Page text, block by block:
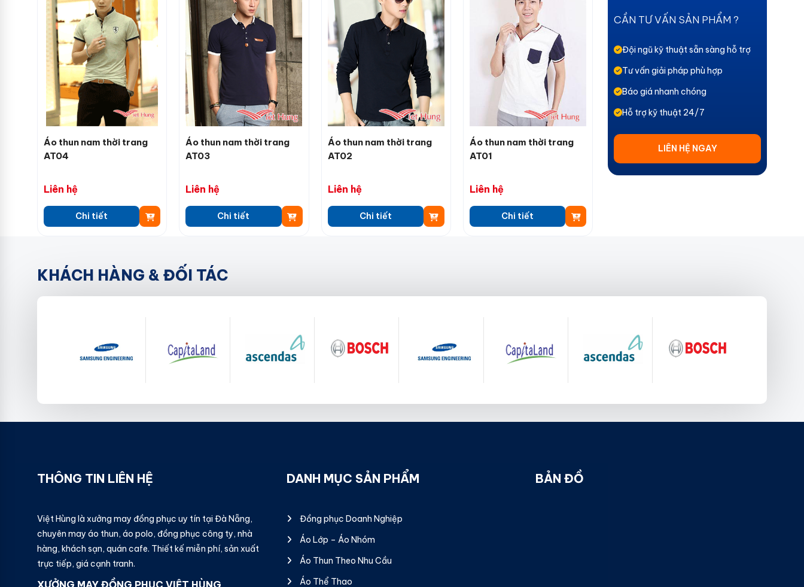
Áo thun nam thời trang
AT04
Liên hệ
Chi tiết
Áo thun nam thời trang
AT03
Liên hệ
Chi tiết
Áo thun nam thời trang
AT02
Liên hệ
Chi tiết
Áo thun nam thời trang
AT01
Liên hệ
Chi tiết
CẦN TƯ VẤN SẢN PHẨM ?
Đội ngũ kỹ thuật sẵn sàng hỗ trợ
Tư vấn giải pháp phù hợp
Báo giá nhanh chóng
Hỗ trợ kỹ thuật 24/7
LIÊN HỆ NGAY
KHÁCH HÀNG & ĐỐI TÁC
THÔNG TIN LIÊN HỆ
Việt Hùng là xưởng may đồng phục uy tín tại Đà Nẵng,
chuyên may áo thun, áo polo, đồng phục công ty, nhà
hàng, khách sạn, quán cafe. Thiết kế miễn phí, sản xuất
trực tiếp, giá cạnh tranh.
DANH MỤC SẢN PHẨM
Đồng phục Doanh Nghiệp
Áo Lớp – Áo Nhóm
Áo Thun Theo Nhu Cầu
Áo Thể Thao
BẢN ĐỒ